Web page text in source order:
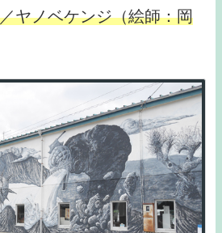
ヤノベケンジ（絵師：岡